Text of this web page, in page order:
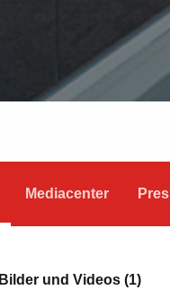
Mediacenter
Bilder und Videos (1)